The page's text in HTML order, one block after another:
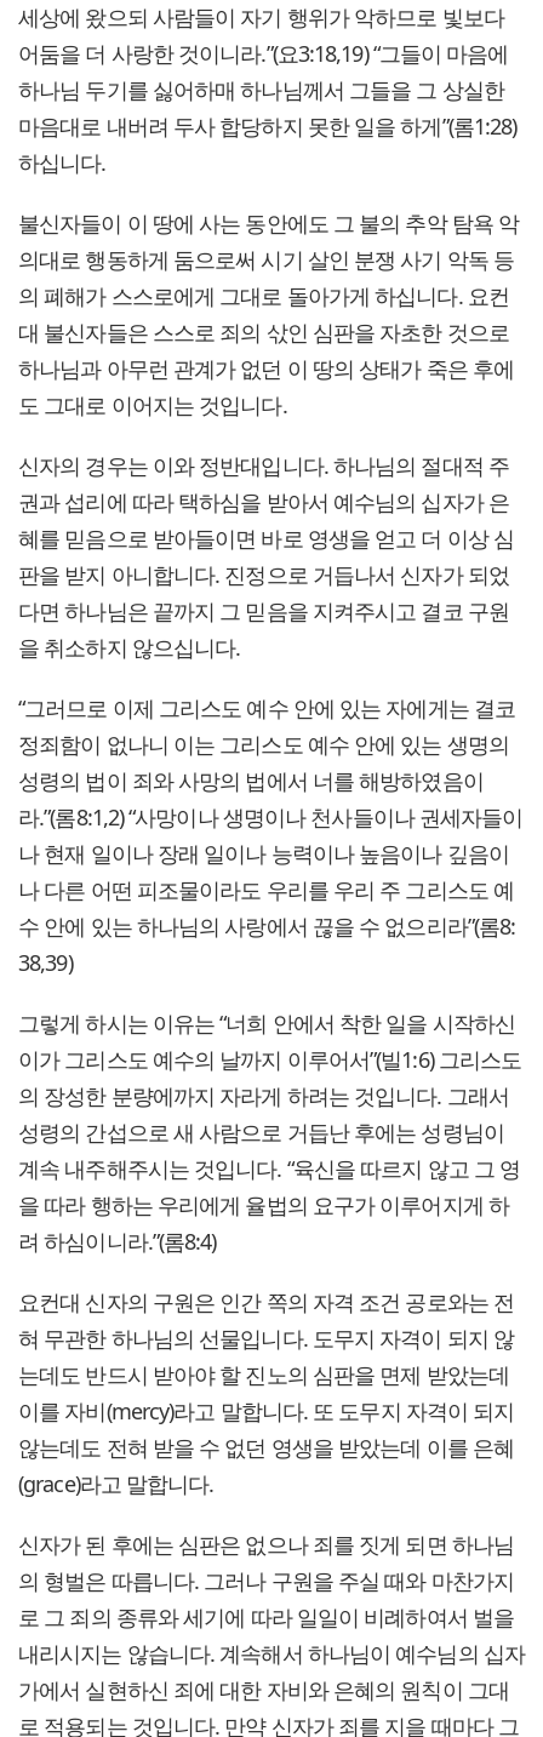
세상에 왔으되 사람들이 자기 행위가 악하므로 빛보다
어둠을 더 사랑한 것이니라.”(요3:18,19) “그들이 마음에
하나님 두기를 싫어하매 하나님께서 그들을 그 상실한
마음대로 내버려 두사 합당하지 못한 일을 하게”(롬1:28)
하십니다.
불신자들이 이 땅에 사는 동안에도 그 불의 추악 탐욕 악
의대로 행동하게 둠으로써 시기 살인 분쟁 사기 악독 등
의 폐해가 스스로에게 그대로 돌아가게 하십니다. 요컨
대 불신자들은 스스로 죄의 삯인 심판을 자초한 것으로
하나님과 아무런 관계가 없던 이 땅의 상태가 죽은 후에
도 그대로 이어지는 것입니다.
신자의 경우는 이와 정반대입니다. 하나님의 절대적 주
권과 섭리에 따라 택하심을 받아서 예수님의 십자가 은
혜를 믿음으로 받아들이면 바로 영생을 얻고 더 이상 심
판을 받지 아니합니다. 진정으로 거듭나서 신자가 되었
다면 하나님은 끝까지 그 믿음을 지켜주시고 결코 구원
을 취소하지 않으십니다.
“그러므로 이제 그리스도 예수 안에 있는 자에게는 결코
정죄함이 없나니 이는 그리스도 예수 안에 있는 생명의
성령의 법이 죄와 사망의 법에서 너를 해방하였음이
라.”(롬8:1,2) “사망이나 생명이나 천사들이나 권세자들이
나 현재 일이나 장래 일이나 능력이나 높음이나 깊음이
나 다른 어떤 피조물이라도 우리를 우리 주 그리스도 예
수 안에 있는 하나님의 사랑에서 끊을 수 없으리라”(롬8:
38,39)
그렇게 하시는 이유는 “너희 안에서 착한 일을 시작하신
이가 그리스도 예수의 날까지 이루어서”(빌1:6) 그리스도
의 장성한 분량에까지 자라게 하려는 것입니다. 그래서
성령의 간섭으로 새 사람으로 거듭난 후에는 성령님이
계속 내주해주시는 것입니다. “육신을 따르지 않고 그 영
을 따라 행하는 우리에게 율법의 요구가 이루어지게 하
려 하심이니라.”(롬8:4)
요컨대 신자의 구원은 인간 쪽의 자격 조건 공로와는 전
혀 무관한 하나님의 선물입니다. 도무지 자격이 되지 않
는데도 반드시 받아야 할 진노의 심판을 면제 받았는데
이를 자비(mercy)라고 말합니다. 또 도무지 자격이 되지
않는데도 전혀 받을 수 없던 영생을 받았는데 이를 은혜
(grace)라고 말합니다.
신자가 된 후에는 심판은 없으나 죄를 짓게 되면 하나님
의 형벌은 따릅니다. 그러나 구원을 주실 때와 마찬가지
로 그 죄의 종류와 세기에 따라 일일이 비례하여서 벌을
내리시지는 않습니다. 계속해서 하나님이 예수님의 십자
가에서 실현하신 죄에 대한 자비와 은혜의 원칙이 그대
로 적용되는 것입니다. 만약 신자가 죄를 지을 때마다 그